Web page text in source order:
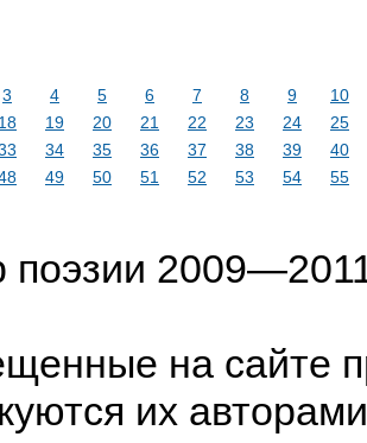
3 4 5 6 7 8 9
10
18 19 20 21 22 23 24
25
34 35 36 37 38 39
40
49 50 51 52 53 54 55
на сайте
их